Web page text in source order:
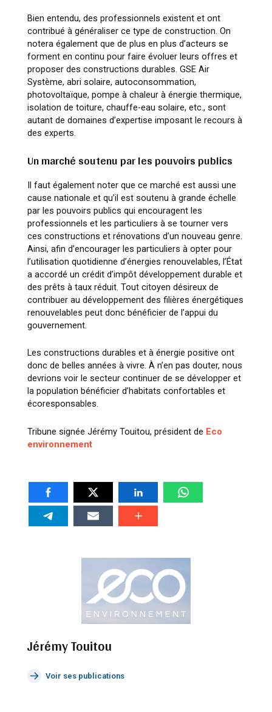
Bien entendu, des professionnels existent et ont
contribué à généraliser ce type de construction. On
notera également que de plus en plus d’acteurs se
forment en continu pour faire évoluer leurs offres et
proposer des constructions durables. GSE Air
Système, abri solaire, autoconsommation,
photovoltaïque, pompe à chaleur à énergie thermique,
isolation de toiture, chauffe-eau solaire, etc., sont
autant de domaines d’expertise imposant le recours à
des experts.
Un marché soutenu par les pouvoirs publics
Il faut également noter que ce marché est aussi une
cause nationale et qu’il est soutenu à grande échelle
par les pouvoirs publics qui encouragent les
professionnels et les particuliers à se tourner vers
ces constructions et rénovations d’un nouveau genre.
Ainsi, afin d’encourager les particuliers à opter pour
l’utilisation quotidienne d’énergies renouvelables, l’État
a accordé un crédit d’impôt développement durable et
des prêts à taux réduit. Tout citoyen désireux de
contribuer au développement des filières énergétiques
renouvelables peut donc bénéficier de l’appui du
gouvernement.
Les constructions durables et à énergie positive ont
donc de belles années à vivre. À n’en pas douter, nous
devrions voir le secteur continuer de se développer et
la population bénéficier d’habitats confortables et
écoresponsables.
Tribune signée Jérémy Touitou, président de Eco
environnement
Jérémy Touitou
Voir ses publications